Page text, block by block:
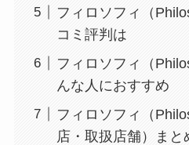
フィロソフィ（
コミ評判は
フィロソフィ（
んな人におすすめ
フィロソフィ（
店・取扱店舗）まと